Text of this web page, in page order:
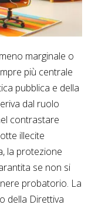
marginale o
più centrale
pubblica e della
dal ruolo
contrastare
illecite
la protezione
se non si
probatorio. La
della Direttiva